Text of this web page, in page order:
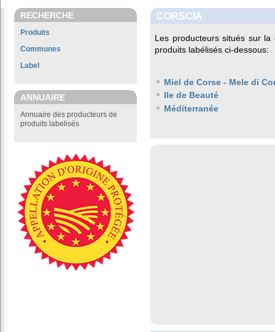
RECHERCHE
Produits
Communes
Label
ANNUAIRE
Annuaire des producteurs de
produits labelisés
CORSCIA
Les producteurs situés sur
produits labélisés ci-dessous:
Miel de Corse - Mele di
Ile de Beauté
Méditerranée